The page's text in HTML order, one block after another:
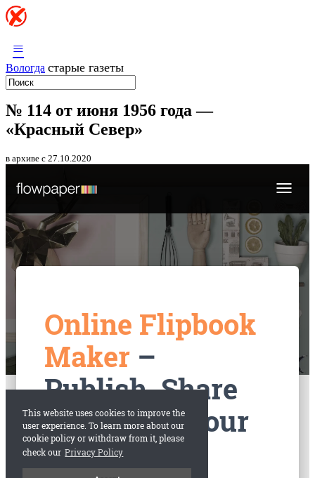
≡
Вологда старые газеты
№ 114 от июня 1956 года —
«Красный Север»
в архиве с 27.10.2020